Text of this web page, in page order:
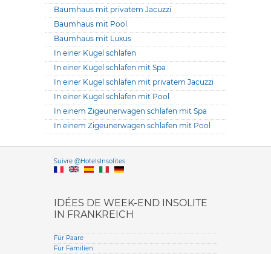
Baumhaus mit privatem Jacuzzi
Baumhaus mit Pool
Baumhaus mit Luxus
In einer Kugel schlafen
In einer Kugel schlafen mit Spa
In einer Kugel schlafen mit privatem Jacuzzi
In einer Kugel schlafen mit Pool
In einem Zigeunerwagen schlafen mit Spa
In einem Zigeunerwagen schlafen mit Pool
Suivre @HotelsInsolitesVersione
IDÉES DE WEEK-END INSOLITE
IN FRANKREICH
Für Paare
Für Familien